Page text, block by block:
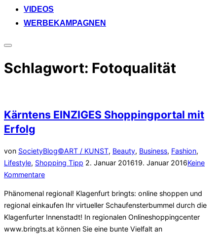
VIDEOS
WERBEKAMPAGNEN
Seitenleiste
Navigation
umschalten
Schlagwort: Fotoqualität
Kärntens EINZIGES Shoppingportal mit
Erfolg
von SocietyBlog©ART / KUNST, Beauty, Business, Fashion,
Lifestyle, Shopping Tipp Veröffentlicht
2. Januar 201619. Januar 2016Keine
Kommentare
Phänomenal regional! Klagenfurt bringts: online shoppen und
regional einkaufen Ihr virtueller Schaufensterbummel durch die
Klagenfurter Innenstadt! In regionalen Onlineshoppingcenter
www.bringts.at können Sie eine bunte Vielfalt an